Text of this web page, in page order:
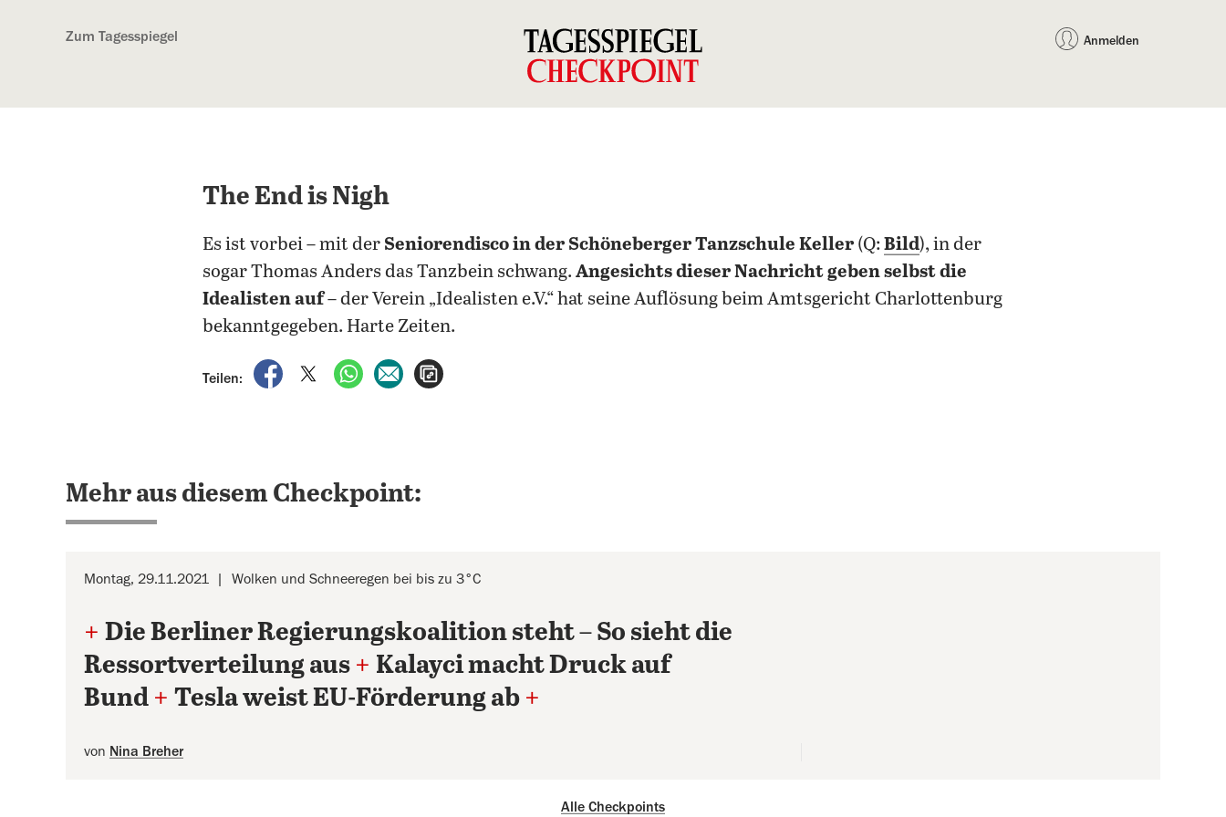
Zum Tagesspiegel Anmelden
The End is Nigh
Es ist vorbei – mit der Seniorendisco in der Schöneberger Tanzschule Keller (Q:Bild), in der
sogar Thomas Anders das Tanzbein schwang. Angesichts dieser Nachricht geben selbst die
Idealisten auf– der Verein „Idealisten e.V.“ hat seine Auflösung beim Amtsgericht Charlottenburg
bekanntgegeben. Harte Zeiten.
Teilen:
auf Facebook teilen
auf X teilenper WhatsApp teilen
per E-Mail teilen
Mehr aus diesem Checkpoint:
Montag, 29.11.2021 Wolken und Schneeregen bei bis zu 3°C
+ Die Berliner Regierungskoalition steht – So sieht die
Ressortverteilung aus + Kalayci macht Druck auf
Bund + Tesla weist EU-Förderung ab +
von Nina Breher
Alle Checkpoints